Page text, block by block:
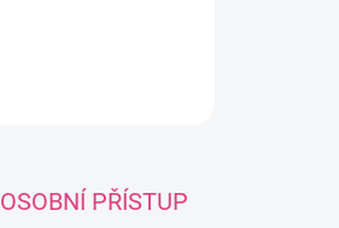
OSOBNÍ PŘÍSTUP